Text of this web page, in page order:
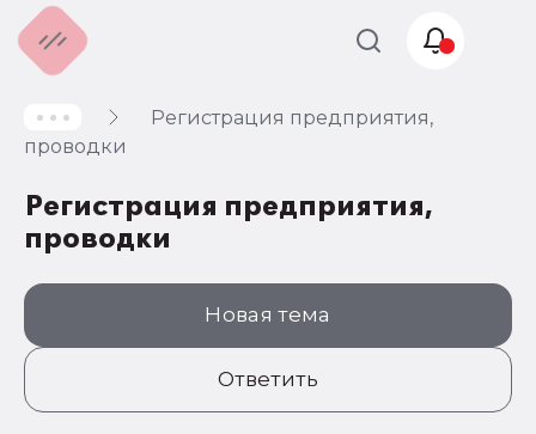
Регистрация предприятия,
проводки
Регистрация предприятия,
проводки
Новая тема
Ответить
Учет и
налогообложение
Автоматизация